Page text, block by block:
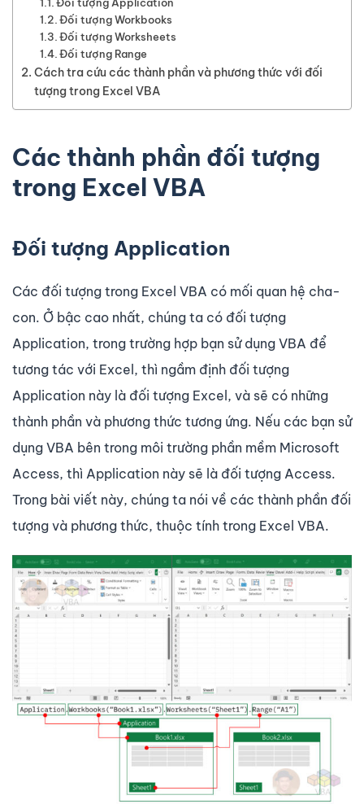
Đối tượng Application
Đối tượng Workbooks
Đối tượng Worksheets
Đối tượng Range
Cách tra cứu các thành phần và phương thức với đối
tượng trong Excel VBA
Các thành phần đối tượng
trong Excel VBA
Đối tượng Application
Các đối tượng trong Excel VBA có mối quan hệ cha-
con. Ở bậc cao nhất, chúng ta có đối tượng
Application, trong trường hợp bạn sử dụng VBA để
tương tác với Excel, thì ngầm định đối tượng
Application này là đối tượng Excel, và sẽ có những
thành phần và phương thức tương ứng. Nếu các bạn sử
dụng VBA bên trong môi trường phần mềm Microsoft
Access, thì Application này sẽ là đối tượng Access.
Trong bài viết này, chúng ta nói về các thành phần đối
tượng và phương thức, thuộc tính trong Excel VBA.